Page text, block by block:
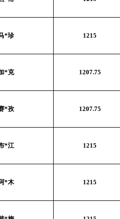
*珍 1215
*克 1207.75
*孜 1207.75
*江 1215
*木 1215